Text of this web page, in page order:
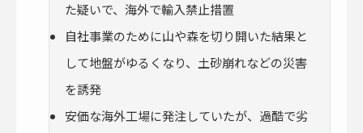
た疑いで、海外で輸入禁止措置
自社事業のために山や森を切り開いた結果と
して地盤がゆるくなり、土砂崩れなどの災害
を誘発
安価な海外工場に発注していたが、過酷で劣